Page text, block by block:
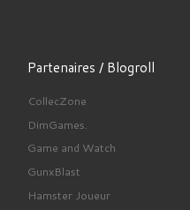
Partenaires / Blogroll
CollecZone
DimGames.
Game and Watch
GunxBlast
Hamster Joueur